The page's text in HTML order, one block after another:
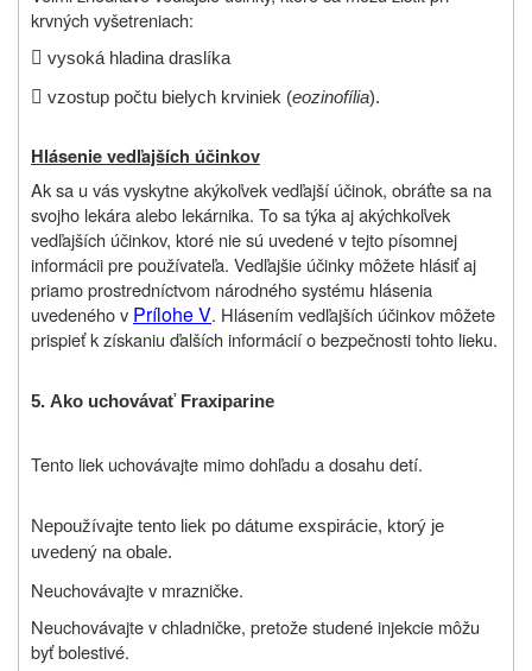
krvných vyšetreniach:
 vysoká hladina draslíka
 vzostup počtu bielych krviniek (eozinofília).
Hlásenie vedľajších účinkov
Ak sa u vás vyskytne akýkoľvek vedľajší účinok, obráťte sa na
svojho lekára alebo lekárnika. To sa týka aj akýchkoľvek
vedľajších účinkov, ktoré nie sú uvedené v tejto písomnej
informácii pre používateľa. Vedľajšie účinky môžete hlásiť aj
priamo prostredníctvom národného systému hlásenia
uvedeného v Prílohe V. Hlásením vedľajších účinkov môžete
prispieť k získaniu ďalších informácií o bezpečnosti tohto lieku.
5. Ako uchovávať Fraxiparine
Tento liek uchovávajte mimo dohľadu a dosahu detí.
Nepoužívajte tento liek po dátume exspirácie, ktorý je
uvedený na obale.
Neuchovávajte v mrazničke.
Neuchovávajte v chladničke, pretože studené injekcie môžu
byť bolestivé.